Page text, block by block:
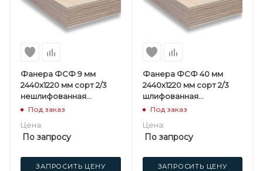
Фанера ФСФ 9 мм
2440х1220 мм сорт 2/3
нешлифованная
хвойная
Под заказ
Цена:
По запросу
ЗАПРОСИТЬ ЦЕНУ
Фанера ФСФ 40 мм
2440х1220 мм сорт 2/3
шлифованная
березовая
Под заказ
Цена:
По запросу
ЗАПРОСИТЬ ЦЕНУ